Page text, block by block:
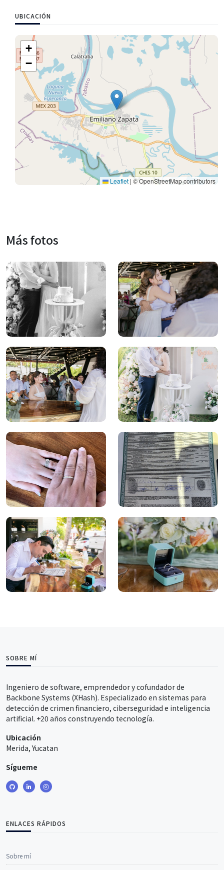
UBICACIÓN
+
−
Leaflet | © OpenStreetMap contributors
Más fotos
SOBRE MÍ
Ingeniero de software, emprendedor y cofundador de
Backbone Systems (XHash). Especializado en sistemas para
detección de crimen financiero, ciberseguridad e inteligencia
artificial. +20 años construyendo tecnología.
Ubicación
Merida, Yucatan
Sígueme
ENLACES RÁPIDOS
Sobre mí